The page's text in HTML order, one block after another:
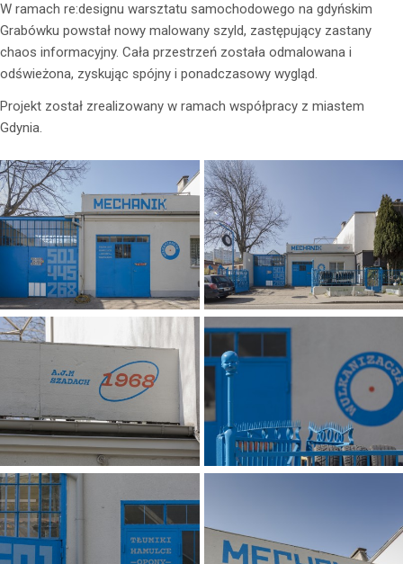
W ramach re:designu warsztatu samochodowego na gdyńskim
Grabówku powstał nowy malowany szyld, zastępujący zastany
chaos informacyjny. Cała przestrzeń została odmalowana i
odświeżona, zyskując spójny i ponadczasowy wygląd.
Projekt został zrealizowany w ramach współpracy z miastem
Gdynia.